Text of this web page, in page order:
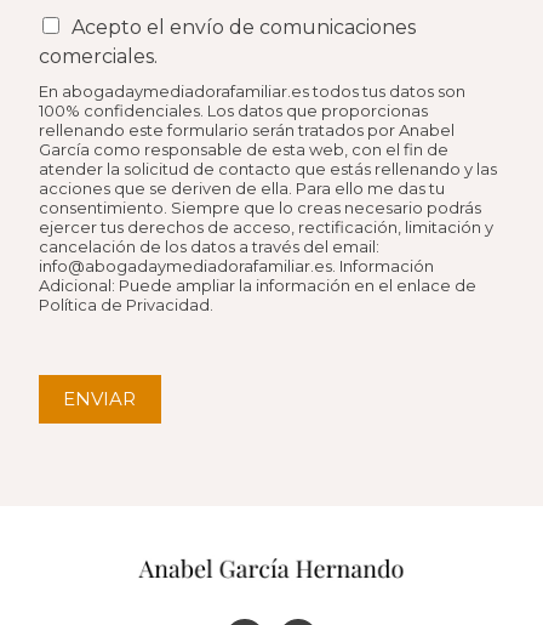
Acepto el envío de comunicaciones
comerciales.
En abogadaymediadorafamiliar.es todos tus datos son
100% confidenciales. Los datos que proporcionas
rellenando este formulario serán tratados por Anabel
García como responsable de esta web, con el fin de
atender la solicitud de contacto que estás rellenando y las
acciones que se deriven de ella. Para ello me das tu
consentimiento. Siempre que lo creas necesario podrás
ejercer tus derechos de acceso, rectificación, limitación y
cancelación de los datos a través del email:
info@abogadaymediadorafamiliar.es. Información
Adicional: Puede ampliar la información en el enlace de
Política de Privacidad.
ENVIAR